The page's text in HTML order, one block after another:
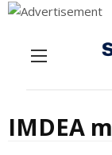
IMDEA